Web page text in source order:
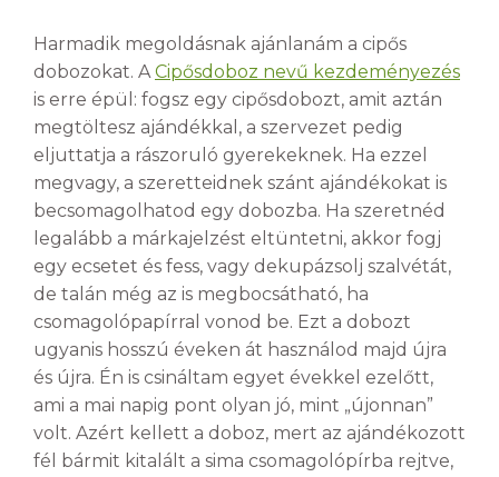
Harmadik megoldásnak ajánlanám a cipős
dobozokat. ACipősdoboz nevű kezdeményezés
is erre épül: fogsz egy cipősdobozt, amit aztán
megtöltesz ajándékkal, a szervezet pedig
eljuttatja a rászoruló gyerekeknek. Ha ezzel
megvagy, a szeretteidnek szánt ajándékokat is
becsomagolhatod egy dobozba. Ha szeretnéd
legalább a márkajelzést eltüntetni, akkor fogj
egy ecsetet és fess, vagy dekupázsolj szalvétát,
de talán még az is megbocsátható, ha
csomagolópapírral vonod be. Ezt a dobozt
ugyanis hosszú éveken át használod majd újra
és újra. Én is csináltam egyet évekkel ezelőtt,
ami a mai napig pont olyan jó, mint „újonnan”
volt. Azért kellett a doboz, mert az ajándékozott
fél bármit kitalált a sima csomagolópírba rejtve,